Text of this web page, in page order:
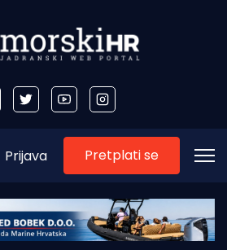
Prijava Pretplati se